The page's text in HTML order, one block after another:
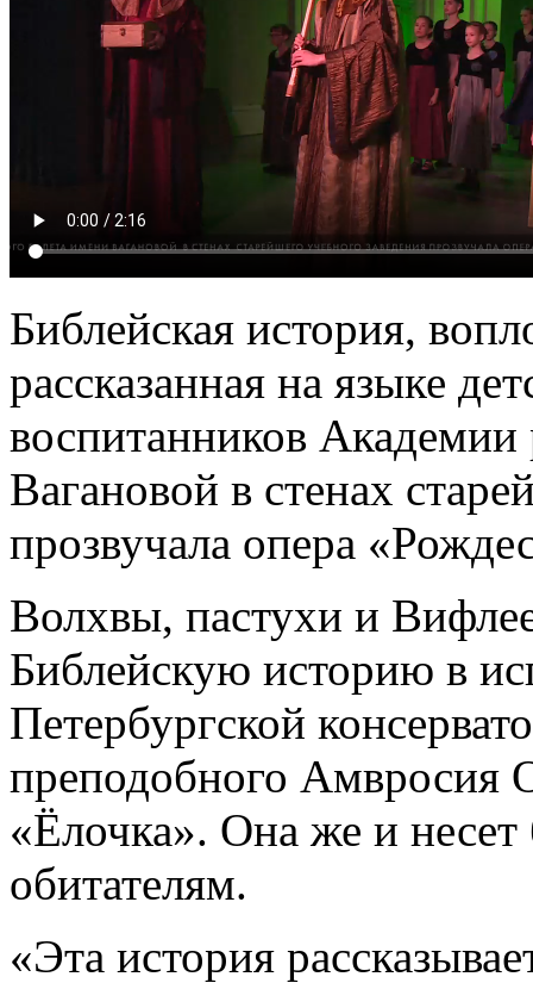
Библейская история,
рассказанная на языке
воспитанников
Вагановой в стенах
прозвучала опера
Волхвы, пастухи и
Библейскую историю в
Петербургской
преподобного Амвросия
«Ёлочка». Она же и
обитателям.
«Эта история